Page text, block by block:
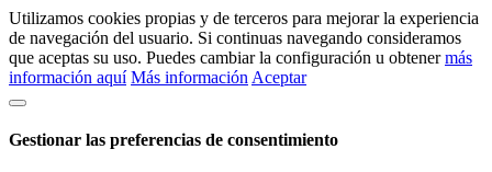
Utilizamos cookies propias y de terceros para mejorar la experiencia
de navegación del usuario. Si continuas navegando consideramos
que aceptas su uso. Puedes cambiar la configuración u obtenermás
información aquí Más información Aceptar
Gestionar las preferencias de consentimiento